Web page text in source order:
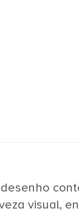
visual,